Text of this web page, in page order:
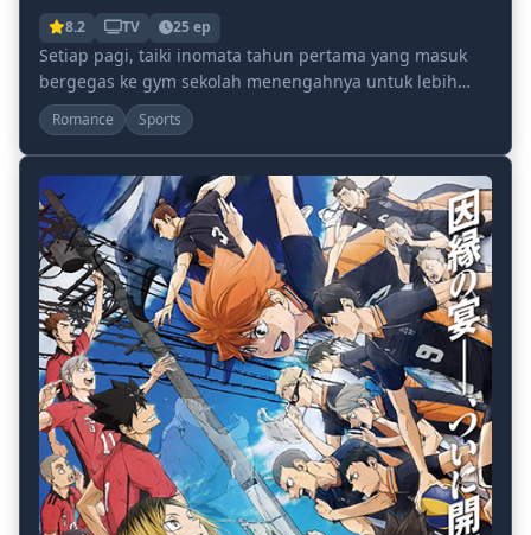
8.2 TV 25 ep
Setiap pagi, taiki inomata tahun pertama yang masuk
bergegas ke gym sekolah menengahnya untuk lebih
menyempurnakan keterampilan bulutangkisnya.
Namun,...
Romance Sports